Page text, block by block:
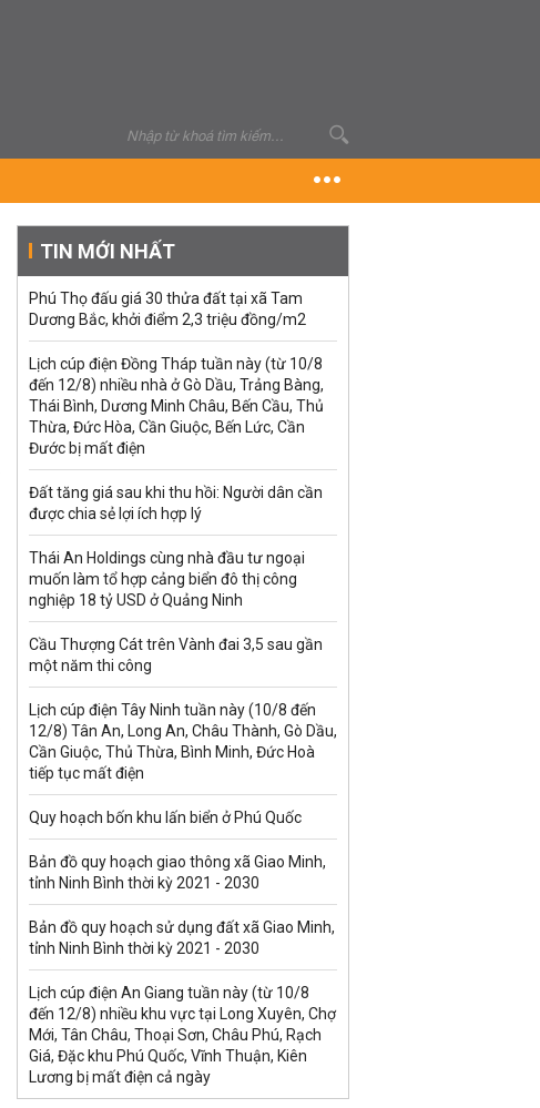
TIN MỚI NHẤT
Phú Thọ đấu giá 30 thửa đất tại xã Tam
Dương Bắc, khởi điểm 2,3 triệu đồng/m2
Lịch cúp điện Đồng Tháp tuần này (từ 10/8
đến 12/8) nhiều nhà ở Gò Dầu, Trảng Bàng,
Thái Bình, Dương Minh Châu, Bến Cầu, Thủ
Thừa, Đức Hòa, Cần Giuộc, Bến Lức, Cần
Đước bị mất điện
Đất tăng giá sau khi thu hồi: Người dân cần
được chia sẻ lợi ích hợp lý
Thái An Holdings cùng nhà đầu tư ngoại
muốn làm tổ hợp cảng biển đô thị công
nghiệp 18 tỷ USD ở Quảng Ninh
Cầu Thượng Cát trên Vành đai 3,5 sau gần
một năm thi công
Lịch cúp điện Tây Ninh tuần này (10/8 đến
12/8) Tân An, Long An, Châu Thành, Gò Dầu,
Cần Giuộc, Thủ Thừa, Bình Minh, Đức Hoà
tiếp tục mất điện
Quy hoạch bốn khu lấn biển ở Phú Quốc
Bản đồ quy hoạch giao thông xã Giao Minh,
tỉnh Ninh Bình thời kỳ 2021 - 2030
Bản đồ quy hoạch sử dụng đất xã Giao Minh,
tỉnh Ninh Bình thời kỳ 2021 - 2030
Lịch cúp điện An Giang tuần này (từ 10/8
đến 12/8) nhiều khu vực tại Long Xuyên, Chợ
Mới, Tân Châu, Thoại Sơn, Châu Phú, Rạch
Giá, Đặc khu Phú Quốc, Vĩnh Thuận, Kiên
Lương bị mất điện cả ngày